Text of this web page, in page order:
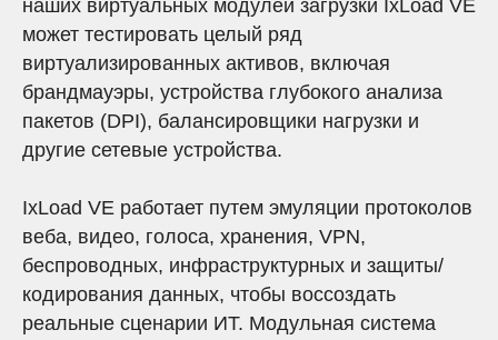
наших виртуальных модулей загрузки IxLoad VE
может тестировать целый ряд
виртуализированных активов, включая
брандмауэры, устройства глубокого анализа
пакетов (DPI), балансировщики нагрузки и
другие сетевые устройства.
IxLoad VE работает путем эмуляции протоколов
веба, видео, голоса, хранения, VPN,
беспроводных, инфраструктурных и защиты/
кодирования данных, чтобы воссоздать
реальные сценарии ИТ. Модульная система